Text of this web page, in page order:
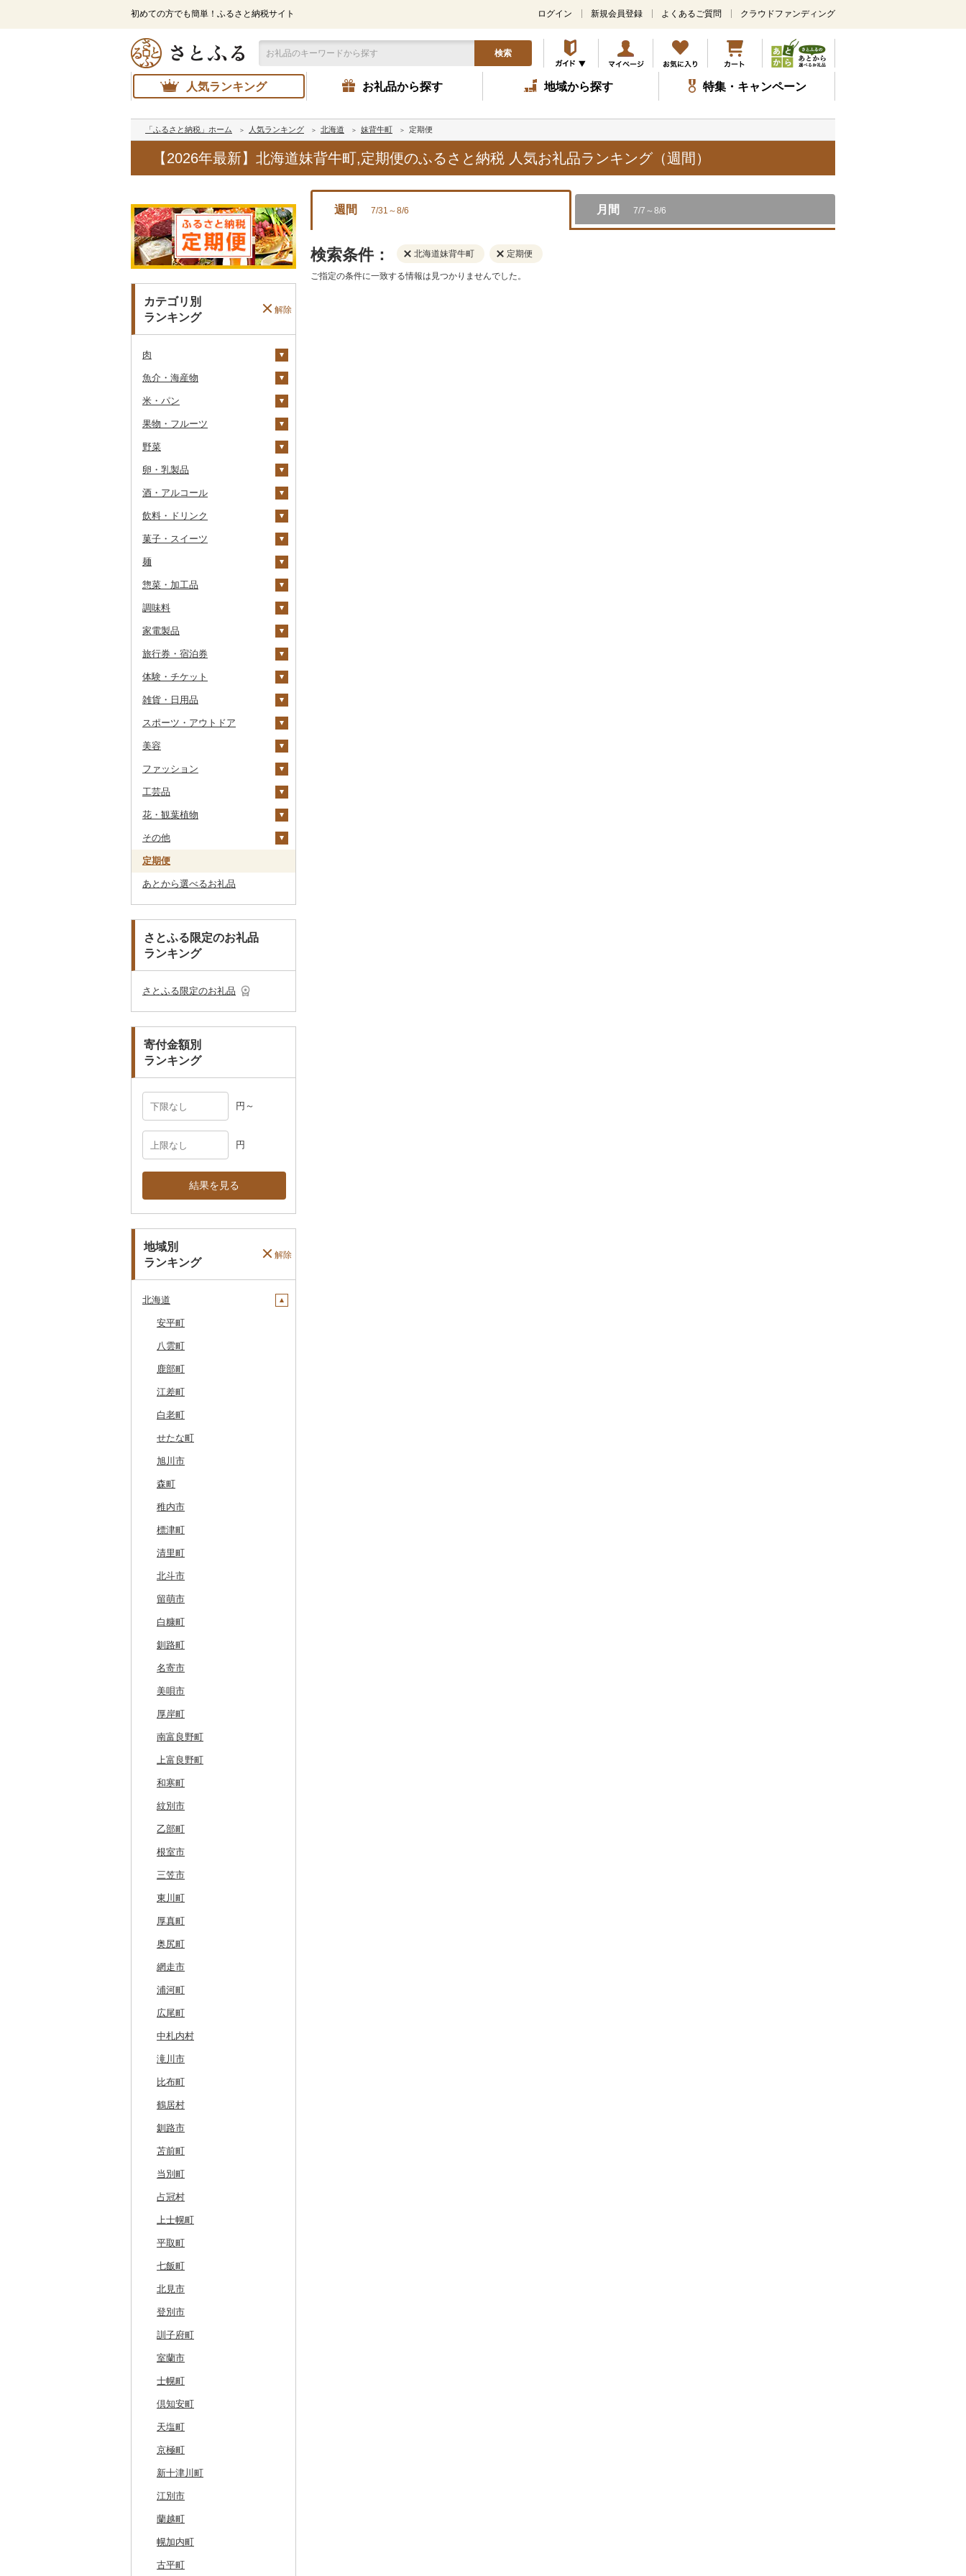
初めての方でも簡単！ふるさと納税サイト
メ
ン
コ
ン
テ
ツ
キ
ッ
プ
ログイン 新規会員登録 よくあるご質問 クラウドファンディング
検索
人気ランキング お礼品から探す 地域から探す 特集・キャンペーン
「ふるさと納税」ホーム 人気ランキング 北海道 妹背牛町 定期便
【2026年最新】北海道妹背牛町,定期便のふるさと納税 人気お礼品ランキング（週間）
カテゴリ別
ランキング
解除
肉
牛肉（精肉）
ステーキ
すき焼き
焼肉
牛タン
和牛
黒毛和牛
仙台牛
米沢牛
山形牛
常陸牛
上州牛
飛騨牛
近江牛
但馬牛
佐賀牛
長崎和牛
あか牛
宮崎牛
その他牛肉（精肉）
牛肉（加工品）
ハンバーグ
ローストビーフ
ビーフジャーキー
その他牛肉（加工品）
豚肉（精肉）
すき焼き
しゃぶしゃぶ
焼肉
アグー豚
豚肉（加工品）
ハンバーグ
もつ鍋
ハム
ソーセージ・ウインナ
鶏肉
鶏肉（精肉）
ハム・ソーセージ
唐揚げ
水炊き
地鶏
赤鶏さつま
その他鶏肉
鹿肉
馬肉
羊肉・ラム肉（ジンギス
魚介・海産物
カニ
ズワイガニ
毛ガニ
かにしゃぶ
その他カニ
エビ
ボタンエビ
伊勢海老
その他エビ
いくら
うに
明太子・たらこ
明太子
たらこ
その他魚卵
数の子
キャビア
その他魚卵
貝
鮑（アワビ）
牡蠣（カキ）
あさり
しじみ
サザエ
はまぐり
その他貝
鮮魚
鮭・サーモン
マグロ
イワシ
カツオ
金目鯛
クエ
サバ
鯛
のどぐろ
ふぐ
ブリ
ほっけ
その他鮮魚
イカ・タコ
イカ
タコ
海苔・海藻
海苔
わかめ
ひじき
その他海苔・海藻
干物
ししゃも
その他干物
その他魚介・加工品
しらす・ちりめん
かまぼこ・練り製品
米・パン
米
無洗米
玄米
金芽米
ゆめぴりか
コシヒカリ
はえぬき
さがびより
あきたこまち
ひとめぼれ
ミルキークィーン
ななつぼし
雑穀
餅
その他穀物加工品
パン
果物・フルーツ
ぶどう・マスカット
巨峰
ナガノパープル
ピオーネ
デラウェア
その他ぶどう・マスカ
いちご
りんご
もも
メロン
梨
和梨
洋梨・ラフランス
マンゴー
みかん・柑橘
みかん
レモン
不知火・デコポン
せとか
まどんな
その他柑橘
すいか
キウイ
柿（カキ）
ドライフルーツ
干し芋
その他果物
びわ
パイナップル
栗
その他果物
野菜
いも
じゃがいも
さつまいも
その他いも
トマト
フルーツトマト
ミニトマト
玉ねぎ
ねぎ
根菜
人参
大根
自然薯
レンコン
にんにく・生姜
その他根菜
アスパラガス
豆
きのこ
しいたけ
松茸
その他きのこ
その他野菜
山菜
かぼちゃ
レタス
卵・乳製品
卵
チーズ
ヨーグルト
バター
その他乳製品
酒・アルコール
ビール・発泡酒
ビール
地ビール・クラフトビ
日本酒
純米吟醸
大吟醸
吟醸
その他日本酒
芋焼酎
麦焼酎
米焼酎
黒糖焼酎
その他焼酎
梅酒
泡盛
ワイン
白ワイン
赤ワイン
シャンパン・スパーク
ウイスキー
リキュール・洋酒
甘酒
ノンアルコール
その他酒
飲料・ドリンク
水・ミネラルウォーター
飲料
コーヒー豆
粉
ドリップ
茶
飲料
茶葉・ティーバッグ
静岡茶
足柄茶
知覧茶
八女茶
果汁飲料
りんごジュース
みかんジュース（オレ
紅茶
飲料
茶葉・ティーバッグ
その他飲料・ジュース
野菜ジュース
炭酸飲料
豆乳
菓子・スイーツ
クッキー
焼き菓子
プリン
ゼリー
チョコレート
カステラ
アイス・ジェラート
その他洋菓子
煎餅・おかき
羊羹
饅頭
大福
その他和菓子
麺
ラーメン
うどん
そば
パスタ
ひやむぎ
そうめん
その他麺
惣菜・加工品
惣菜
餃子
シュウマイ
コロッケ
その他惣菜
カレー・シチュー
カレー
シチュー
鍋
肉
魚
その他鍋
ピザ
レトルト
スープ
豆腐・納豆
豆腐
漬物
キムチ
その他漬物
缶詰・瓶詰
肉
魚
果物
ジャム
その他缶詰・瓶詰
乾物
燻製（スモーク）
おせち
その他加工品
調味料
砂糖
塩
醤油
味噌
酢
だし
食用油
オリーブオイル
ごま油
その他食用油
はちみつ
ドレッシング
その他調味料
みりん
ケチャップ
こしょう
その他調味料
家電製品
季節・空調家電
キッチン家電
照明器具
パソコン・周辺機器
TV・オーディオ・カメラ
美容・健康家電
カー用品
時計
その他家電
旅行券・宿泊券
旅行券
JTBふるさと旅行クー
その他旅行券
宿泊券
体験・チケット
PayPay商品券
食事券
温泉・サウナ・スパ利用
ダイビング
スキーチケット・リフト
券
GDOふるさとゴルフ
プレークーポン
その他のゴルフプレー
花火大会チケット
カタログギフト
雑貨・日用品
家具・インテリア
机・テーブル
その他家具・インテリ
寝具
布団
毛布
タオルケット
その他寝具
タオル
その他タオル
文房具・印鑑
ボールペン
ノート・ファイル
印鑑
その他文房具
食器
グラス・カップ
タンブラー
箸
スプーン・フォーク・
ナイフ
皿・椀
その他食器
キッチン用品
包丁
フライパン
鍋
まな板
土鍋
日用品
洗剤
トイレットペーパー
ティッシュ
その他日用品
楽器・器材
本・CD・DVD
おもちゃ・ぬいぐるみ
ご当地キャラクター
ペット用品
その他雑貨
スポーツ・アウトドア
ゴルフ
ゴルフボール
ゴルフウェア
その他ゴルフ
釣り
サイクリング
アウトドア・キャンプ
その他スポーツ
ウェア・ユニフォーム
その他スポーツ
美容
スキンケア
洗顔
その他スキンケア
シャンプー・リンス
石鹸・ボディーソープ
入浴剤
アロマ
プロテイン
その他美容
ファッション
鞄・バッグ
トートバッグ・ショル
キャリーバッグ・スー
ツケース
その他鞄・バッグ
洋服
女性・レディース
男性・メンズ
子供・ベビー
その他洋服
和服
靴・履物
靴・シューズ
スリッパ・下駄・草履
その他靴・履物
アクセサリー
ペンダント・ネックレ
ス
ピアス・イヤリング
その他アクセサリー
その他服飾小物
ショール・ストール
マフラー・手袋
工芸品
織物
本場奄美大島紬
その他織物
陶器・漆器
信楽焼
唐津焼
備前焼
美濃焼
村上木彫堆朱
その他装飾品・工芸品
数珠
工芸品
播州そろばん
美濃和紙
花・観葉植物
観葉植物・苗木
花
胡蝶蘭
造花・プリザーブドフ
ラワー
その他花
盆栽・その他
その他
地域サービス
その他
定期便
あとから選べるお礼品
さとふる限定のお礼品
ランキング
さとふる限定のお礼品
寄付金額別
ランキング
円～
円
結果を見る
地域別
ランキング
解除
北海道
安平町
八雲町
鹿部町
江差町
白老町
せたな町
旭川市
森町
稚内市
標津町
清里町
北斗市
留萌市
白糠町
釧路町
名寄市
美唄市
厚岸町
南富良野町
上富良野町
和寒町
紋別市
乙部町
根室市
三笠市
東川町
厚真町
奥尻町
網走市
浦河町
広尾町
中札内村
滝川市
比布町
鶴居村
釧路市
苫前町
当別町
占冠村
上士幌町
平取町
七飯町
北見市
登別市
訓子府町
室蘭市
士幌町
倶知安町
天塩町
京極町
新十津川町
江別市
蘭越町
幌加内町
古平町
週間 7/31～8/6 月間 7/7～8/6
検索条件： 北海道妹背牛町 定期便
ご指定の条件に一致する情報は見つかりませんでした。